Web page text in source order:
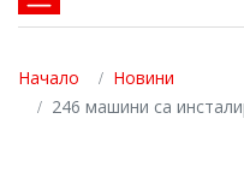
Начало
Новини
246 машини са